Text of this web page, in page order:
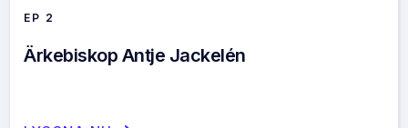
EP 2
Ärkebiskop Antje Jackelén